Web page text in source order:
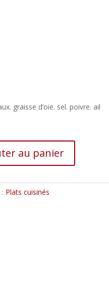
graisse d’oie. sel. poivre. ail
au panier
Plats cuisinés